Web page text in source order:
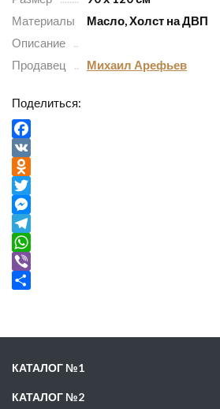
Материалы
Масло, Холст на ДВП
Описание
Продавец
Михаил Арефьев
Поделиться:
Facebook
VK
Odnoklassniki
Twitter
Messenger
Telegram
WhatsApp
Viber
КАТАЛОГ №1
КАТАЛОГ №2